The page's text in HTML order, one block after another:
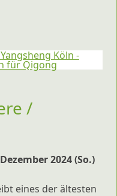
/
2024 (So.)
eines der ältesten